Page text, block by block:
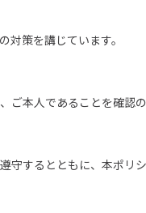
策を講じています。
本人であることを確認
するとともに、本ポリ